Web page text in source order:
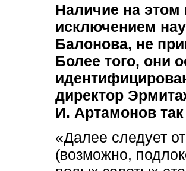
Наличие на этом
исключением
Балонова, не
Более того, они
директор
И. Артамонов
«Далее следует
(возможно,